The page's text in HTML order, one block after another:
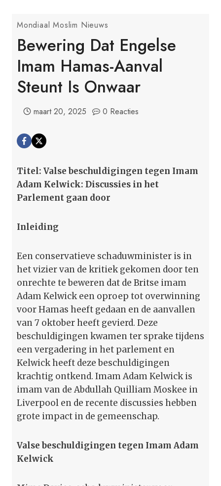
Mondiaal Moslim Nieuws
Bewering Dat Engelse
Imam Hamas-Aanval
Steunt Is Onwaar
maart 20, 2025 0 Reacties
Titel: Valse beschuldigingen tegen Imam
Adam Kelwick: Discussies in het
Parlement gaan door
Inleiding
Een conservatieve schaduwminister is in
het vizier van de kritiek gekomen door ten
onrechte te beweren dat de Britse imam
Adam Kelwick een oproep tot overwinning
voor Hamas heeft gedaan en de aanvallen
van 7 oktober heeft gevierd. Deze
beschuldigingen kwamen ter sprake tijdens
een vergadering in het parlement en
Kelwick heeft deze beschuldigingen
krachtig ontkend. Imam Adam Kelwick is
imam van de Abdullah Quilliam Moskee in
Liverpool en de recente discussies hebben
grote impact in de gemeenschap.
Valse beschuldigingen tegen Imam Adam
Kelwick